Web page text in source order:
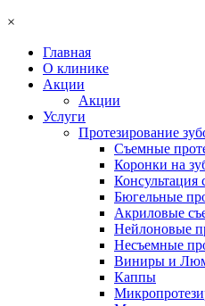
×
Главная
О клинике
Акции
Акции
Услуги
Протезирование
Съемные
Коронки на
Консультация
Бюгельные
Акриловые
Нейлоновые
Несъемные
Виниры и
Каппы